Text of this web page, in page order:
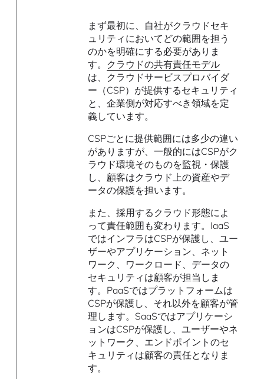
まず最初に、自社がクラウドセキ
ュリティにおいてどの範囲を担う
のかを明確にする必要がありま
す。 クラウドの共有責任モデル
は、クラウドサービスプロバイダ
ー（CSP）が提供するセキュリティ
と、企業側が対応すべき領域を定
義しています。
CSPごとに提供範囲には多少の違い
がありますが、一般的にはCSPがク
ラウド環境そのものを監視・保護
し、顧客はクラウド上の資産やデ
ータの保護を担います。
また、採用するクラウド形態によ
って責任範囲も変わります。IaaS
ではインフラはCSPが保護し、ユー
ザーやアプリケーション、ネット
ワーク、ワークロード、データの
セキュリティは顧客が担当しま
す。PaaSではプラットフォームは
CSPが保護し、それ以外を顧客が管
理します。SaaSではアプリケーシ
ョンはCSPが保護し、ユーザーやネ
ットワーク、エンドポイントのセ
キュリティは顧客の責任となりま
す。